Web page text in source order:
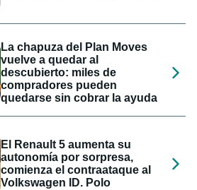
La chapuza del Plan Moves
vuelve a quedar al
descubierto: miles de
compradores pueden
quedarse sin cobrar la ayuda
El Renault 5 aumenta su
autonomía por sorpresa,
comienza el contraataque al
Volkswagen ID. Polo